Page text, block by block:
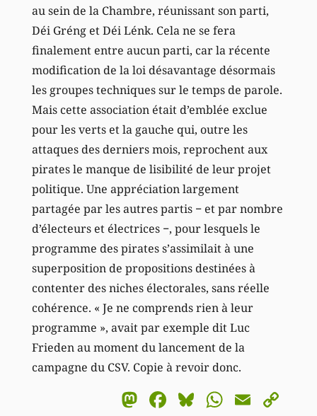
au sein de la Chambre, réunissant son parti,
Déi Gréng et Déi Lénk. Cela ne se fera
finalement entre aucun parti, car la récente
modification de la loi désavantage désormais
les groupes techniques sur le temps de parole.
Mais cette association était d’emblée exclue
pour les verts et la gauche qui, outre les
attaques des derniers mois, reprochent aux
pirates le manque de lisibilité de leur projet
politique. Une appréciation largement
partagée par les autres partis − et par nombre
d’électeurs et électrices −, pour lesquels le
programme des pirates s’assimilait à une
superposition de propositions destinées à
contenter des niches électorales, sans réelle
cohérence. « Je ne comprends rien à leur
programme », avait par exemple dit Luc
Frieden au moment du lancement de la
campagne du CSV. Copie à revoir donc.
Mastodon
Facebook
BlueskyEmail